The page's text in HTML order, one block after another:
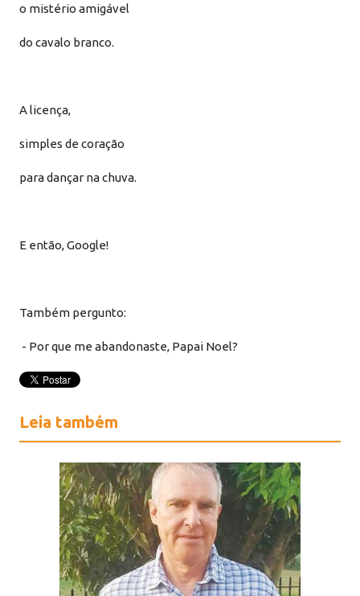
o mistério amigável
do cavalo branco.
A licença,
simples de coração
para dançar na chuva.
E então, Google!
Também pergunto:
- Por que me abandonaste, Papai Noel?
Leia também